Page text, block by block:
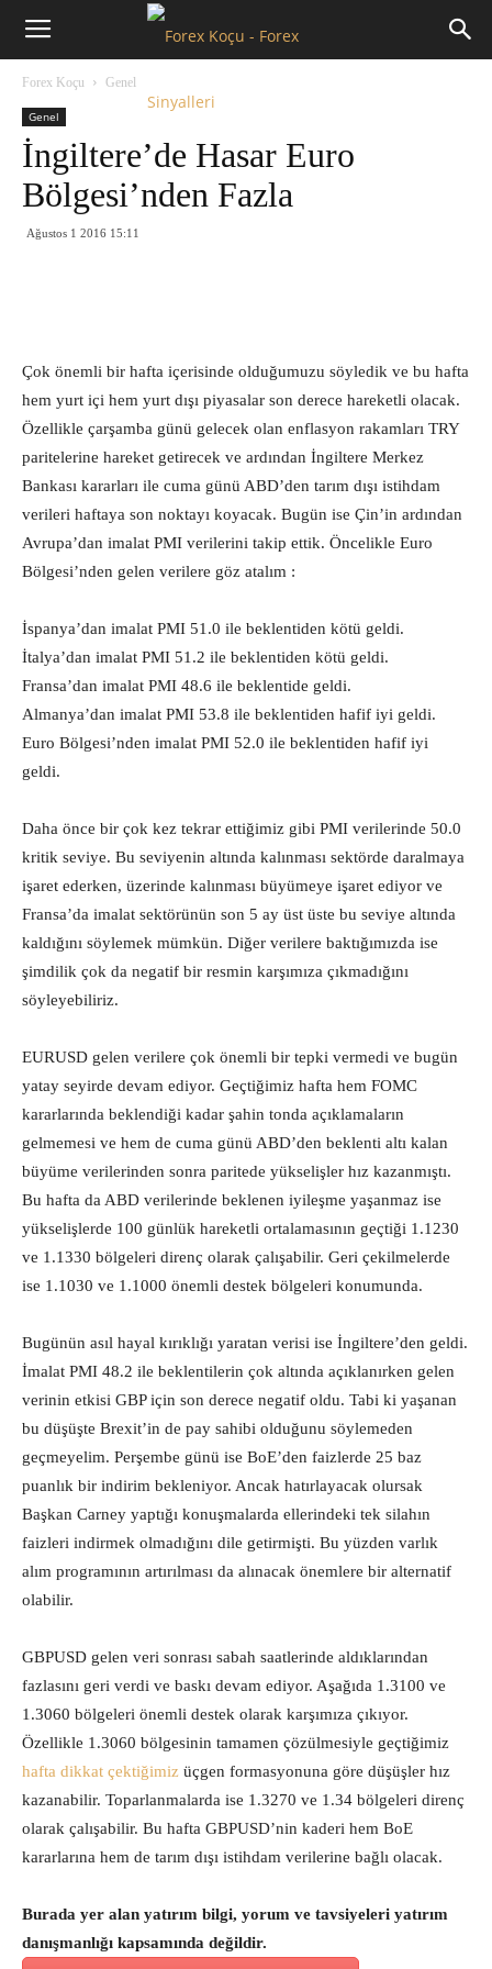
Forex
Forex Koçu Genel
Genel
İngiltere’de Hasar Euro
Bölgesi’nden Fazla
Ağustos 1 2016 15:11
Çok önemli bir hafta içerisinde olduğumuzu söyledik ve bu hafta
hem yurt içi hem yurt dışı piyasalar son derece hareketli olacak.
Özellikle çarşamba günü gelecek olan enflasyon rakamları TRY
paritelerine hareket getirecek ve ardından İngiltere Merkez
Bankası kararları ile cuma günü ABD’den tarım dışı istihdam
verileri haftaya son noktayı koyacak. Bugün ise Çin’in ardından
Avrupa’dan imalat PMI verilerini takip ettik. Öncelikle Euro
Bölgesi’nden gelen verilere göz atalım :
İspanya’dan imalat PMI 51.0 ile beklentiden kötü geldi.
İtalya’dan imalat PMI 51.2 ile beklentiden kötü geldi.
Fransa’dan imalat PMI 48.6 ile beklentide geldi.
Almanya’dan imalat PMI 53.8 ile beklentiden hafif iyi geldi.
Euro Bölgesi’nden imalat PMI 52.0 ile beklentiden hafif iyi
geldi.
Daha önce bir çok kez tekrar ettiğimiz gibi PMI verilerinde 50.0
kritik seviye. Bu seviyenin altında kalınması sektörde daralmaya
işaret ederken, üzerinde kalınması büyümeye işaret ediyor ve
Fransa’da imalat sektörünün son 5 ay üst üste bu seviye altında
kaldığını söylemek mümkün. Diğer verilere baktığımızda ise
şimdilik çok da negatif bir resmin karşımıza çıkmadığını
söyleyebiliriz.
EURUSD gelen verilere çok önemli bir tepki vermedi ve bugün
yatay seyirde devam ediyor. Geçtiğimiz hafta hem FOMC
kararlarında beklendiği kadar şahin tonda açıklamaların
gelmemesi ve hem de cuma günü ABD’den beklenti altı kalan
büyüme verilerinden sonra paritede yükselişler hız kazanmıştı.
Bu hafta da ABD verilerinde beklenen iyileşme yaşanmaz ise
yükselişlerde 100 günlük hareketli ortalamasının geçtiği 1.1230
ve 1.1330 bölgeleri direnç olarak çalışabilir. Geri çekilmelerde
ise 1.1030 ve 1.1000 önemli destek bölgeleri konumunda.
Bugünün asıl hayal kırıklığı yaratan verisi ise İngiltere’den geldi.
İmalat PMI 48.2 ile beklentilerin çok altında açıklanırken gelen
verinin etkisi GBP için son derece negatif oldu. Tabi ki yaşanan
bu düşüşte Brexit’in de pay sahibi olduğunu söylemeden
geçmeyelim. Perşembe günü ise BoE’den faizlerde 25 baz
puanlık bir indirim bekleniyor. Ancak hatırlayacak olursak
Başkan Carney yaptığı konuşmalarda ellerindeki tek silahın
faizleri indirmek olmadığını dile getirmişti. Bu yüzden varlık
alım programının artırılması da alınacak önemlere bir alternatif
olabilir.
GBPUSD gelen veri sonrası sabah saatlerinde aldıklarından
fazlasını geri verdi ve baskı devam ediyor. Aşağıda 1.3100 ve
1.3060 bölgeleri önemli destek olarak karşımıza çıkıyor.
Özellikle 1.3060 bölgesinin tamamen çözülmesiyle geçtiğimiz
hafta dikkat çektiğimiz üçgen formasyonuna göre düşüşler hız
kazanabilir. Toparlanmalarda ise 1.3270 ve 1.34 bölgeleri direnç
olarak çalışabilir. Bu hafta GBPUSD’nin kaderi hem BoE
kararlarına hem de tarım dışı istihdam verilerine bağlı olacak.
Burada yer alan yatırım bilgi, yorum ve tavsiyeleri yatırım
danışmanlığı kapsamında değildir.